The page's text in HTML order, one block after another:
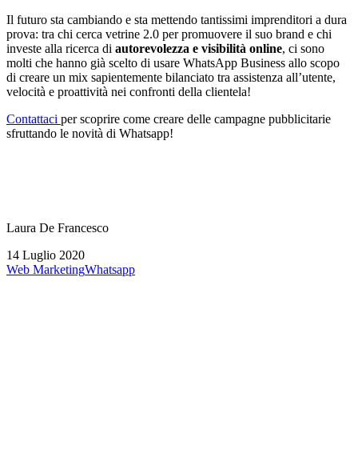
Il futuro sta cambiando e sta mettendo tantissimi imprenditori a dura
prova: tra chi cerca vetrine 2.0 per promuovere il suo brand e chi
investe alla ricerca di autorevolezza e visibilità online, ci sono
molti che hanno già scelto di usare WhatsApp Business allo scopo
di creare un mix sapientemente bilanciato tra assistenza all’utente,
velocità e proattività nei confronti della clientela!
Contattaci per scoprire come creare delle campagne pubblicitarie
sfruttando le novità di Whatsapp!
Laura De Francesco
14 Luglio 2020
Web MarketingWhatsapp